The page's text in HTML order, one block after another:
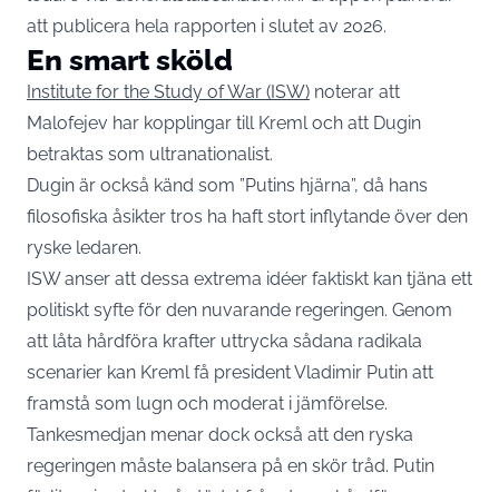
att publicera hela rapporten i slutet av 2026.
En smart sköld
Institute for the Study of War (ISW) noterar att
Malofejev har kopplingar till Kreml och att Dugin
betraktas som ultranationalist.
Dugin är också känd som ”Putins hjärna”, då hans
filosofiska åsikter tros ha haft stort inflytande över den
ryske ledaren.
ISW anser att dessa extrema idéer faktiskt kan tjäna ett
politiskt syfte för den nuvarande regeringen. Genom
att låta hårdföra krafter uttrycka sådana radikala
scenarier kan Kreml få president Vladimir Putin att
framstå som lugn och moderat i jämförelse.
Tankesmedjan menar dock också att den ryska
regeringen måste balansera på en skör tråd. Putin